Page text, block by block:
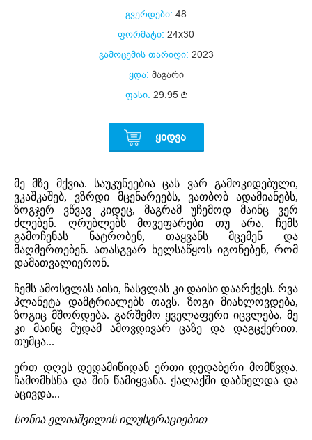
გვერდები: 48
ფორმატი: 24x30
გამოცემის თარიღი: 2023
ყდა: მაგარი
ფასი: 29.95
ᲧᲘᲓᲕᲐ
მე მზე მქვია. საუკუნეებია ცას ვარ გამოკიდებული,
ვკაშკაშებ, ვზრდი მცენარეებს, ვათბობ ადამიანებს,
ზოგჯერ ვწვავ კიდეც, მაგრამ უჩემოდ მაინც ვერ
ძლებენ. ღრუბლებს მოვეფარები თუ არა, ჩემს
გამოჩენას ნატრობენ, თაყვანს მცემენ და
მაღმერთებენ. ათასგვარ ხელსაწყოს იგონებენ, რომ
დამათვალიერონ.
ჩემს ამოსვლას აისი, ჩასვლას კი დაისი დაარქვეს. რვა
პლანეტა დამტრიალებს თავს. ზოგი მიახლოვდება,
ზოგიც მშორდება. გარშემო ყველაფერი იცვლება, მე
კი მაინც მუდამ ამოვდივარ ცაზე და დაგცქერით,
თუმცა...
ერთ დღეს დედამიწიდან ერთი დედაბერი მომწვდა,
ჩამომხსნა და შინ წამიყვანა. ქალაქში დაბნელდა და
აცივდა...
სონია ელიაშვილის ილუსტრაციებით